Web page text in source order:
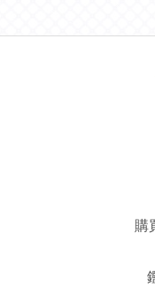
購